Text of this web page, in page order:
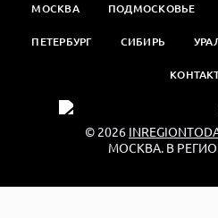
МОСКВА ПОДМОСКОВЬЕ
ПЕТЕРБУРГ СИБИРЬ
© 2026
МОСКВА. В